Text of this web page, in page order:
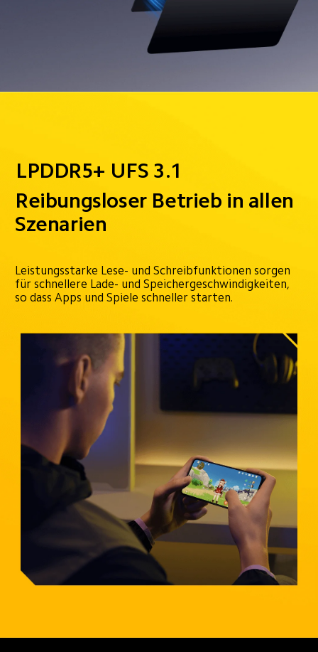
LPDDR5+ UFS 3.1
Reibungsloser Betrieb in allen
Szenarien
Leistungsstarke Lese- und Schreibfunktionen sorgen
für schnellere Lade- und Speichergeschwindigkeiten,
so dass Apps und Spiele schneller starten.